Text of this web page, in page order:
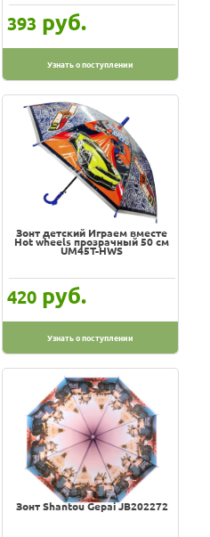
393 руб.
Узнать о поступлении
Зонт детский Играем вместе
Hot wheels прозрачный 50 см
UM45T-HWS
420 руб.
Узнать о поступлении
Зонт Shantou Gepai JB202272